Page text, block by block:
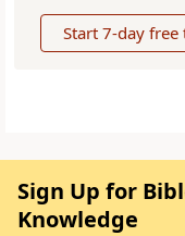
Start 7-day free
Sign Up for
Knowledge